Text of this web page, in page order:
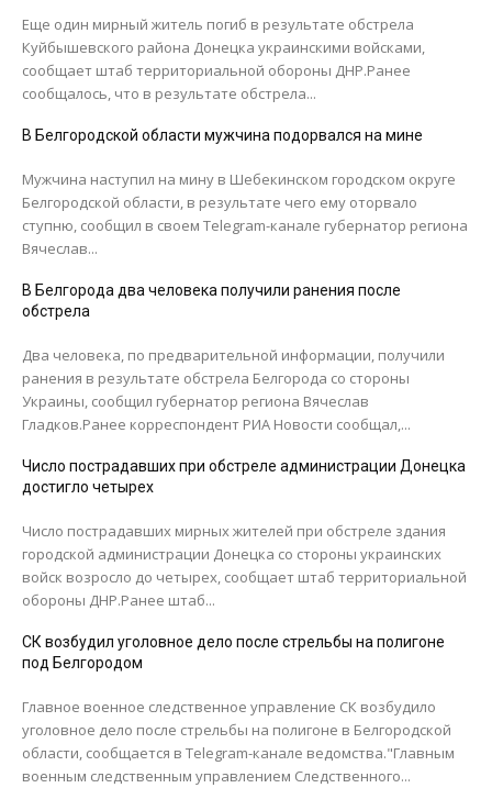
Еще один мирный житель погиб в результате обстрела
Куйбышевского района Донецка украинскими войсками,
сообщает штаб территориальной обороны ДНР.Ранее
сообщалось, что в результате обстрела...
В Белгородской области мужчина подорвался на мине
Мужчина наступил на мину в Шебекинском городском округе
Белгородской области, в результате чего ему оторвало
ступню, сообщил в своем Telegram-канале губернатор региона
Вячеслав...
В Белгорода два человека получили ранения после
обстрела
Два человека, по предварительной информации, получили
ранения в результате обстрела Белгорода со стороны
Украины, сообщил губернатор региона Вячеслав
Гладков.Ранее корреспондент РИА Новости сообщал,...
Число пострадавших при обстреле администрации Донецка
достигло четырех
Число пострадавших мирных жителей при обстреле здания
городской администрации Донецка со стороны украинских
войск возросло до четырех, сообщает штаб территориальной
обороны ДНР.Ранее штаб...
СК возбудил уголовное дело после стрельбы на полигоне
под Белгородом
Главное военное следственное управление СК возбудило
уголовное дело после стрельбы на полигоне в Белгородской
области, сообщается в Telegram-канале ведомства."Главным
военным следственным управлением Следственного...